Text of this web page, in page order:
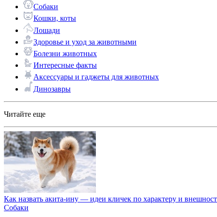
Собаки
Кошки, коты
Лошади
Здоровье и уход за животными
Болезни животных
Интересные факты
Аксессуары и гаджеты для животных
Динозавры
Читайте еще
Как назвать акита-ину — идеи кличек по характеру и
Собаки